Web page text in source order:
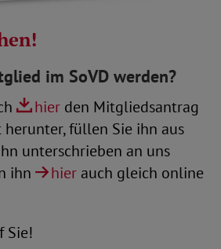
im SoVD werden?
hier den Mitgliedsantrag
füllen Sie ihn aus
unterschrieben an uns
ihn
hier auch gleich online
Sie!